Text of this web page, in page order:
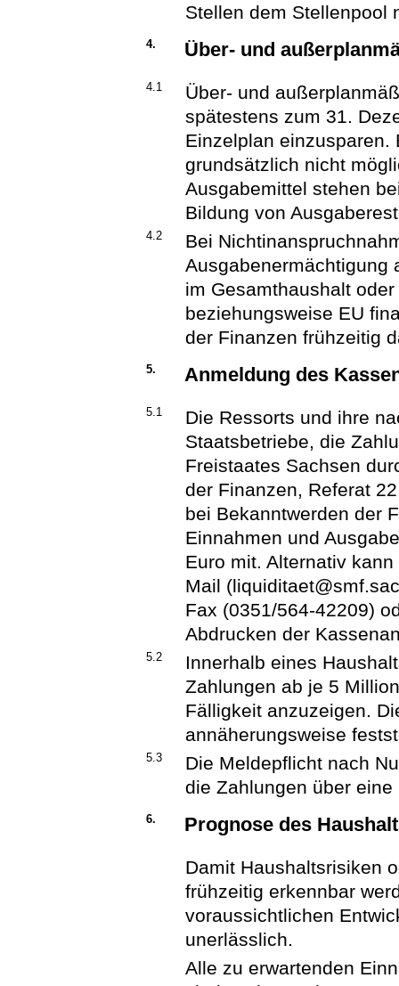
Stellen dem Stellenpool
4. Über- und
4.1
Über- und
spätestens zum 31.
Einzelplan einzusparen.
grundsätzlich nicht
Ausgabemittel stehen
Bildung von
4.2
Bei
Ausgabenermächtigung
im Gesamthaushalt
beziehungsweise EU
der Finanzen frühzeitig
5. Anmeldung des
5.1
Die Ressorts und ihre
Staatsbetriebe, die
Freistaates Sachsen
der Finanzen, Referat
bei Bekanntwerden der
Einnahmen und
Euro mit. Alternativ
Mail
Fax (0351/564-42209)
Abdrucken der
5.2
Innerhalb eines
Zahlungen ab je 5
Fälligkeit anzuzeigen.
annäherungsweise
5.3
Die Meldepflicht nach
die Zahlungen über
6. Prognose des
Damit Haushaltsrisiken
frühzeitig erkennbar
voraussichtlichen
unerlässlich.
Alle zu erwartenden